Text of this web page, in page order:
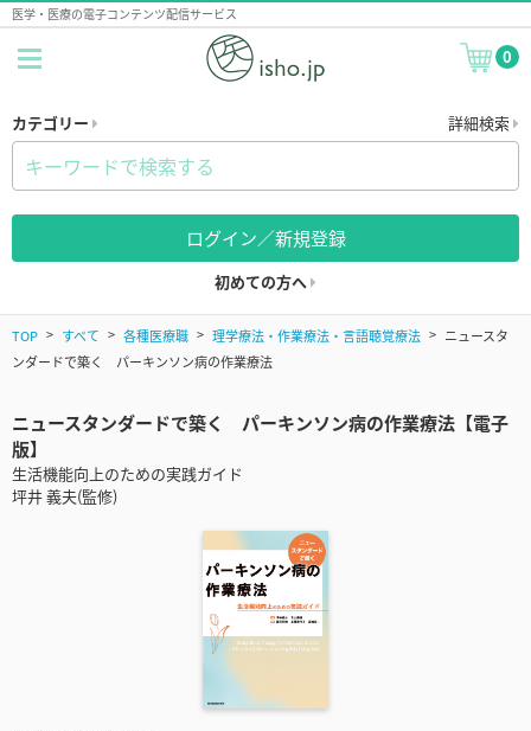
医学・医療の電子コンテンツ配信サービス
0
カテゴリー 詳細検索
ログイン／新規登録
初めての方へ
TOP すべて 各種医療職 理学療法・作業療法・言語聴覚療法
ニュースタ
ンダードで築く パーキンソン病の作業療法
ニュースタンダードで築く パーキンソン病の作業療法【電子
版】
生活機能向上のための実践ガイド
坪井 義夫(監修)